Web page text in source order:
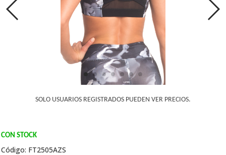
SOLO USUARIOS REGISTRADOS PUEDEN VER PRECIOS.
CON STOCK
Código: FT2505AZS